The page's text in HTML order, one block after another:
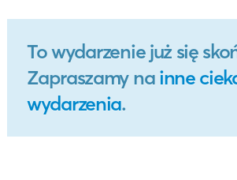
To wydarzenie już się
Zapraszamy na inne
wydarzenia.